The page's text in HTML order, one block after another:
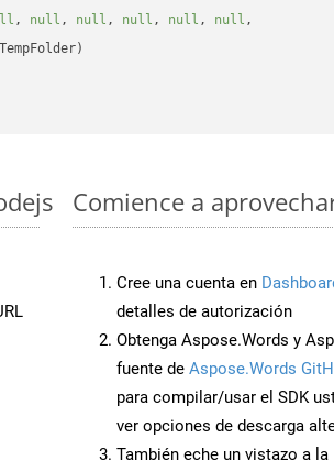
, null , null , null , null , null ,
Comience a
Cree una cuenta en
detalles de autorización
Obtenga Aspose.Words y
fuente de Aspose.Words
para compilar/usar el SDK
ver opciones de descarga
También eche un vistazo a